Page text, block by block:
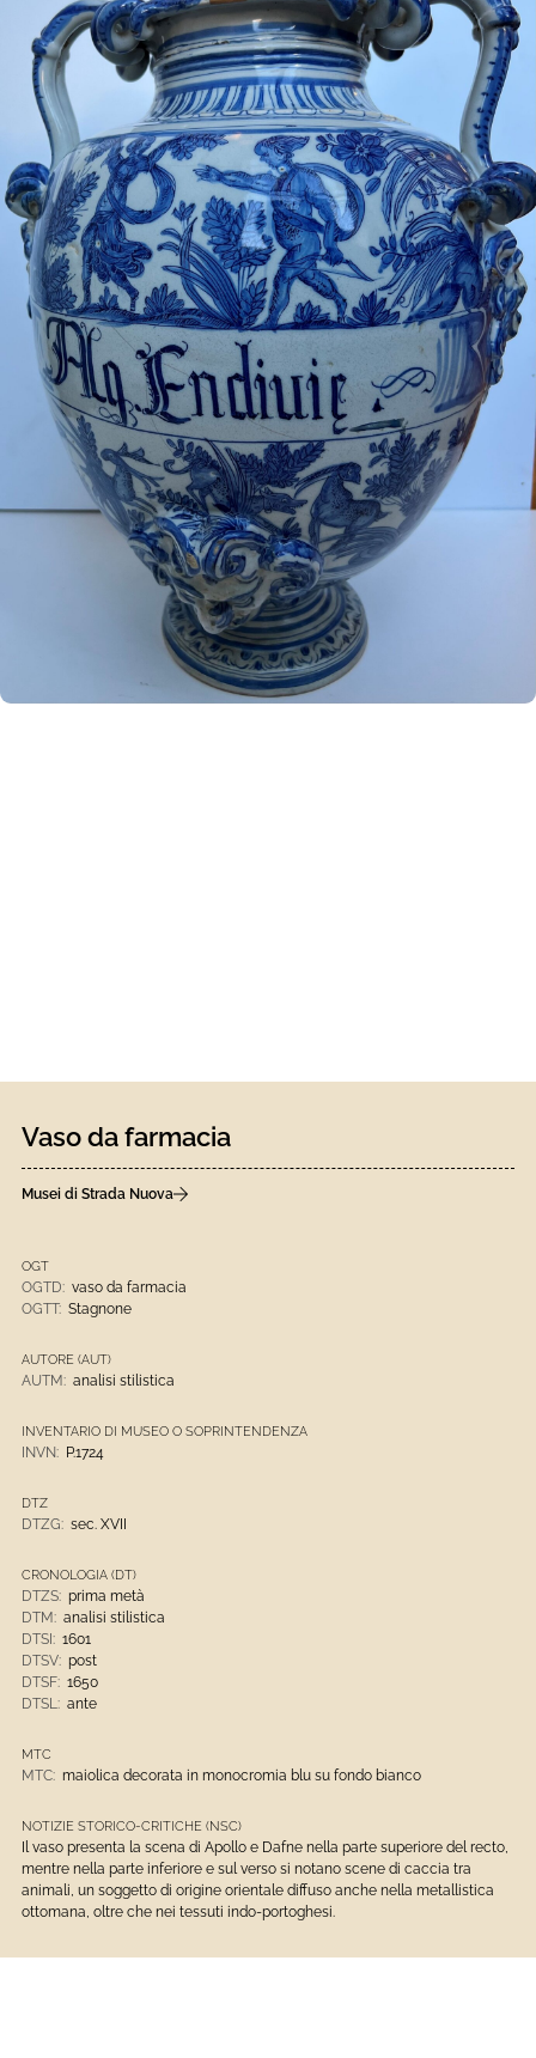
Vaso da farmacia
Musei di Strada Nuova
OGT
OGTD: vaso da farmacia
OGTT: Stagnone
AUTORE (AUT)
AUTM: analisi stilistica
INVENTARIO DI MUSEO O SOPRINTENDENZA
INVN: P.1724
DTZ
DTZG: sec. XVII
CRONOLOGIA (DT)
DTZS: prima metà
DTM: analisi stilistica
DTSI: 1601
DTSV: post
DTSF: 1650
DTSL: ante
MTC
MTC: maiolica decorata in monocromia blu su fondo bianco
NOTIZIE STORICO-CRITICHE (NSC)
Il vaso presenta la scena di Apollo e Dafne nella parte superiore del recto,
mentre nella parte inferiore e sul verso si notano scene di caccia tra
animali, un soggetto di origine orientale diffuso anche nella metallistica
ottomana, oltre che nei tessuti indo-portoghesi.